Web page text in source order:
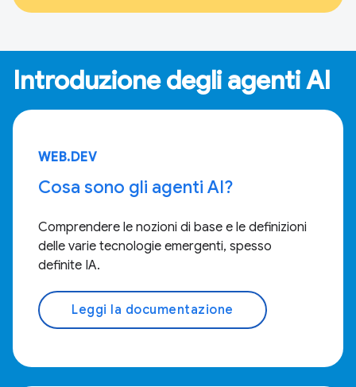
Introduzione degli agenti AI
WEB.DEV
Cosa sono gli agenti AI?
Comprendere le nozioni di base e le definizioni
delle varie tecnologie emergenti, spesso
definite IA.
Leggi la documentazione